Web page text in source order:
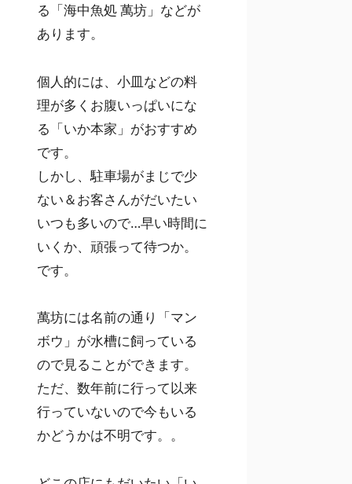
る「海中魚処 萬坊」などが
あります。
個人的には、小皿などの料
理が多くお腹いっぱいにな
る「いか本家」がおすすめ
です。
しかし、駐車場がまじで少
ない＆お客さんがだいたい
いつも多いので…早い時間に
いくか、頑張って待つか。
です。
萬坊には名前の通り「マン
ボウ」が水槽に飼っている
ので見ることができます。
ただ、数年前に行って以来
行っていないので今もいる
かどうかは不明です。。